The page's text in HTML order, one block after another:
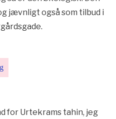
jævnligt også som tilbud i
for Urtekrams tahin, jeg